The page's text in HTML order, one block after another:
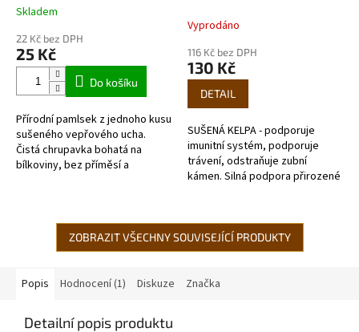
Průměrné
produktu
je
hvězdiček.
Skladem
22 Kč bez DPH
25 Kč
Do košíku
Přírodní pamlsek z jednoho kusu
sušeného vepřového ucha.
Čistá chrupavka bohatá na
bílkoviny, bez příměsí a
Vyprodáno
116 Kč bez DPH
130 Kč
DETAIL
SUŠENÁ KELPA - podporuje
imunitní systém, podporuje
trávení, odstraňuje zubní
kámen. Silná podpora přirozené
srsti,...
ZOBRAZIT VŠECHNY SOUVISEJÍCÍ PRODUKTY
Popis Hodnocení (1) Diskuze Značka
Detailní popis produktu